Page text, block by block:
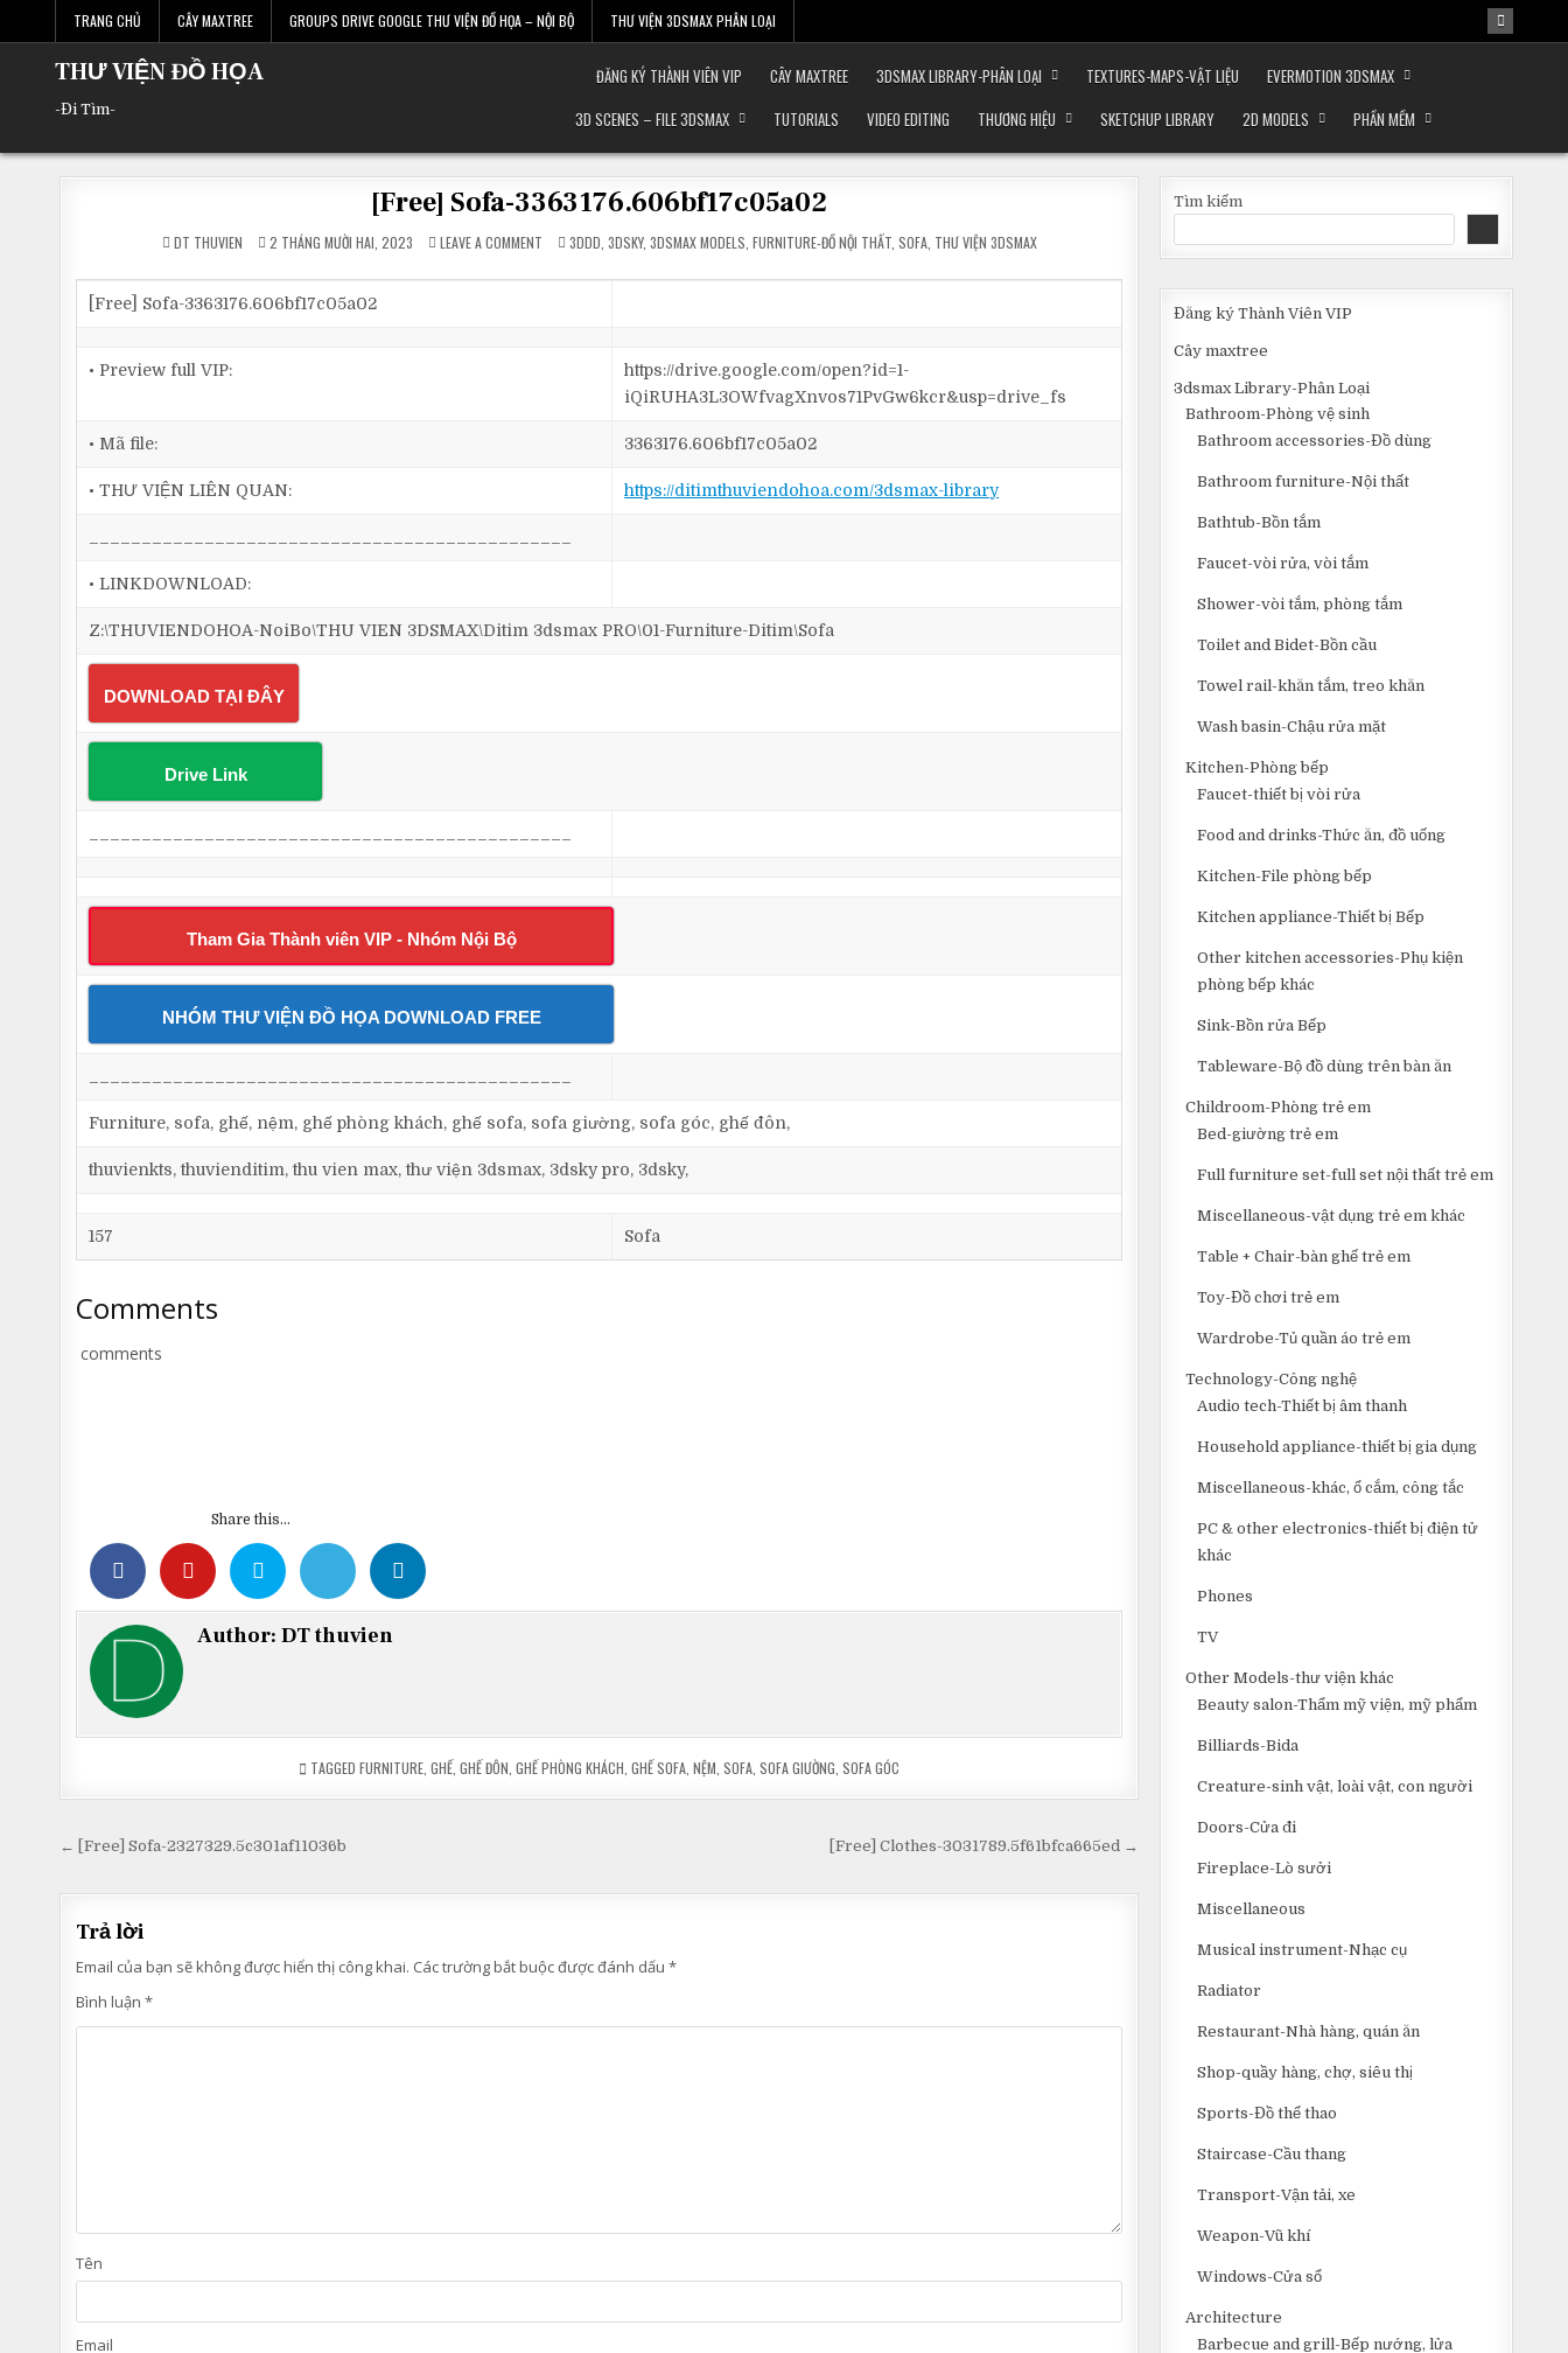
TRANG CHỦ CÂY MAXTREE GROUPS DRIVE GOOGLE THƯ VIỆN ĐỒ HỌA – NỘI BỘ THƯ VIỆN 3DSMAX PHÂN LOẠI
THƯ VIỆN ĐỒ HỌA
-Đi Tìm-
ĐĂNG KÝ THÀNH VIÊN VIP CÂY MAXTREE 3DSMAX LIBRARY-PHÂN LOẠI TEXTURES-MAPS-VẬT LIỆU
EVERMOTION 3DSMAX
3D SCENES – FILE 3DSMAX
TUTORIALS VIDEO EDITING THƯƠNG HIỆU SKETCHUP LIBRARY 2D MODELS PHẦN MỀM
[Free] Sofa-3363176.606bf17c05a02
DT THUVIEN 2 THÁNG MƯỜI HAI, 2023 LEAVE A COMMENTON
[FREE]
3363176.606BF17C05A02
POSTED
IN
3DDD 3DSKY, 3DSMAX MODELS FURNITURE-ĐỒ NỘI THẤT, SOFA, THƯ VIỆN 3DSMAX
[Free] Sofa-3363176.606bf17c05a02
• Preview full VIP:
https://drive.google.com/open?id=1-
iQiRUHA3L3OWfvagXnvos71PvGw6kcr&usp=drive_fs
• Mã file: 3363176.606bf17c05a02
• THƯ VIỆN LIÊN QUAN: https://ditimthuviendohoa.com/3dsmax-library
• LINKDOWNLOAD:
Z:\THUVIENDOHOA-NoiBo\THU VIEN 3DSMAX\Ditim 3dsmax PRO\01-Furniture-Ditim\Sofa
DOWNLOAD TẠI ĐÂY
Drive Link
Tham Gia Thành viên VIP - Nhóm Nội Bộ
NHÓM THƯ VIỆN ĐỒ HỌA DOWNLOAD FREE
Furniture, sofa, ghế, nệm, ghế phòng khách, ghế sofa, sofa giường, sofa góc, ghế đôn,
thuvienkts, thuvienditim, thu vien max, thư viện 3dsmax, 3dsky pro, 3dsky,
157 Sofa
Comments
comments
Share this...
Author:DT thuvien
TAGGEDFURNITURE ,GHẾ ,GHẾ ĐÔN ,GHẾ PHÒNG KHÁCH ,GHẾ SOFA ,NỆM ,SOFA ,SOFA GIƯỜNG ,SOFA GÓC
Điều
hướng
bài
viết
[Free] Clothes-3031789.5f61bfca665ed →
← [Free] Sofa-2327329.5c301af11036b
Trả lời
Email của bạn sẽ không được hiển thị công khai. Các trường bắt buộc được đánh dấu*
Bình luận*
Tên
Email
Tìm kiếm
Đăng ký Thành Viên VIP
Cây maxtree
3dsmax Library-Phân Loại
Bathroom-Phòng vệ sinh
Bathroom accessories-Đồ dùng
Bathroom furniture-Nội thất
Bathtub-Bồn tắm
Faucet-vòi rửa, vòi tắm
Shower-vòi tắm, phòng tắm
Toilet and Bidet-Bồn cầu
Towel rail-khăn tắm, treo khăn
Wash basin-Chậu rửa mặt
Kitchen-Phòng bếp
Faucet-thiết bị vòi rửa
Food and drinks-Thức ăn, đồ uống
Kitchen-File phòng bếp
Kitchen appliance-Thiết bị Bếp
Other kitchen accessories-Phụ kiện
phòng bếp khác
Sink-Bồn rửa Bếp
Tableware-Bộ đồ dùng trên bàn ăn
Childroom-Phòng trẻ em
Bed-giường trẻ em
Full furniture set-full set nội thất trẻ em
Miscellaneous-vật dụng trẻ em khác
Table + Chair-bàn ghế trẻ em
Toy-Đồ chơi trẻ em
Wardrobe-Tủ quần áo trẻ em
Technology-Công nghệ
Audio tech-Thiết bị âm thanh
Household appliance-thiết bị gia dụng
Miscellaneous-khác, ổ cắm, công tắc
PC & other electronics-thiết bị điện tử
khác
Phones
TV
Other Models-thư viện khác
Beauty salon-Thẩm mỹ viện, mỹ phẩm
Billiards-Bida
Creature-sinh vật, loài vật, con người
Doors-Cửa đi
Fireplace-Lò sưởi
Miscellaneous
Musical instrument-Nhạc cụ
Radiator
Restaurant-Nhà hàng, quán ăn
Shop-quầy hàng, chợ, siêu thị
Sports-Đồ thể thao
Staircase-Cầu thang
Transport-Vận tải, xe
Weapon-Vũ khí
Windows-Cửa sổ
Architecture
Barbecue and grill-Bếp nướng, lửa